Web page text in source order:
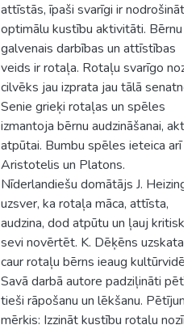
attīstās, īpaši svarīgi ir nodrošināt
optimālu kustību aktivitāti. Bērnu
galvenais darbības un attīstības
veids ir rotaļa. Rotaļu svarīgo
cilvēks jau izprata jau tālā senatnē.
Senie grieķi rotaļas un spēles
izmantoja bērnu audzināšanai,
atpūtai. Bumbu spēles ieteica arī
Aristotelis un Platons.
Nīderlandiešu domātājs J. Heizings
uzsver, ka rotaļa māca, attīsta,
audzina, dod atpūtu un ļauj kritiski
sevi novērtēt. K. Dēķēns uzskata,
caur rotaļu bērns ieaug kultūrvidē.
Savā darbā autore padziļināti pētīs
tieši rāpošanu un lēkšanu. Pētījuma
mērķis: Izzināt kustību rotaļu nozīmi